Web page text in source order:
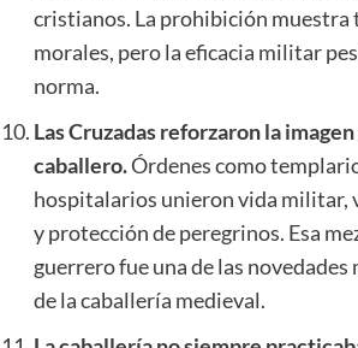
cristianos. La prohibición muestra
morales, pero la eficacia militar
norma.
Las Cruzadas reforzaron la
caballero.Órdenes como
hospitalarios unieron vida militar,
y protección de peregrinos. Esa
guerrero fue una de las novedades
de la caballería medieval.